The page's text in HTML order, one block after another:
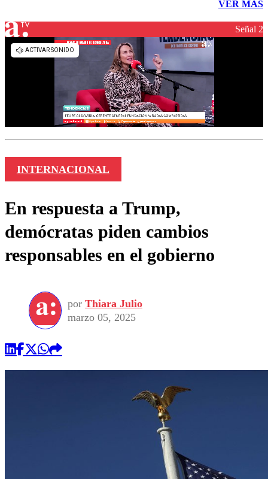
VER MÁS
Señal 2
INTERNACIONAL
En respuesta a Trump,
demócratas piden cambios
responsables en el gobierno
por Thiara Julio
marzo 05, 2025